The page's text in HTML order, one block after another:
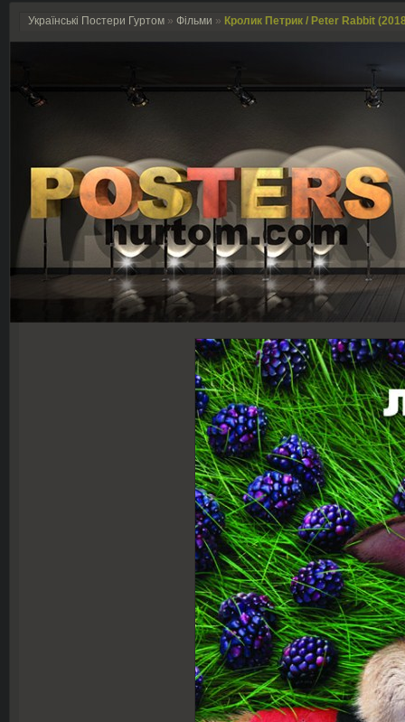
Українські Постери Гуртом » Фільми » Кролик Петрик / Peter Rabbit